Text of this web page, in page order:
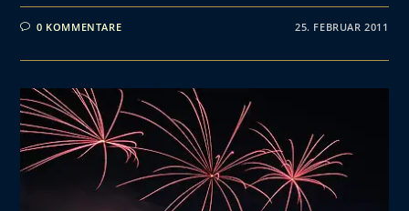
0 KOMMENTARE 25. FEBRUAR 2011